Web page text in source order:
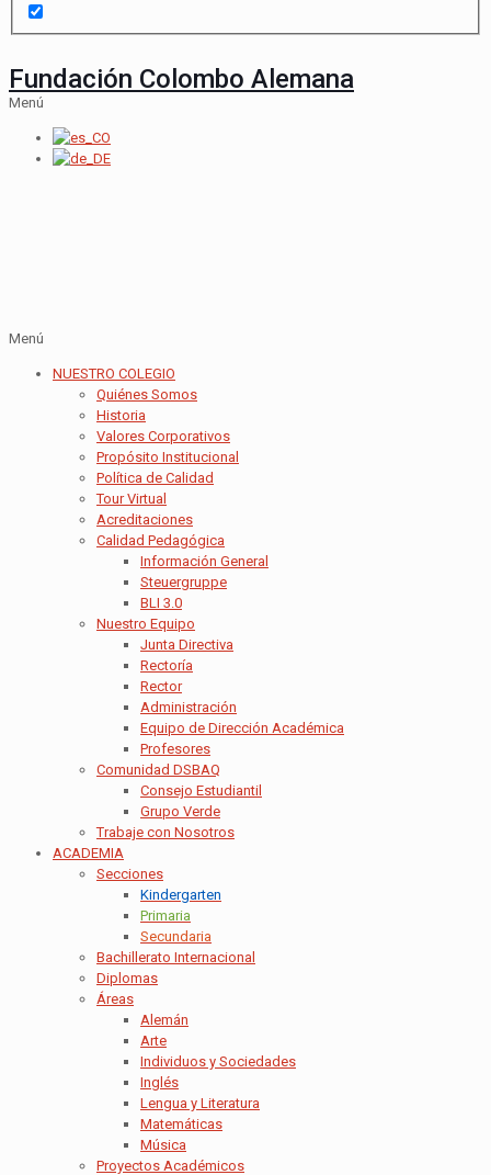
Fundación Colombo Alemana
Menú
Menú
NUESTRO COLEGIO
Quiénes Somos
Historia
Valores Corporativos
Propósito Institucional
Política de Calidad
Tour Virtual
Acreditaciones
Calidad Pedagógica
Información General
Steuergruppe
BLI 3.0
Nuestro Equipo
Junta Directiva
Rectoría
Rector
Administración
Equipo de Dirección Académica
Profesores
Comunidad DSBAQ
Consejo Estudiantil
Grupo Verde
Trabaje con Nosotros
ACADEMIA
Secciones
Kindergarten
Primaria
Secundaria
Bachillerato Internacional
Diplomas
Áreas
Alemán
Arte
Individuos y Sociedades
Inglés
Lengua y Literatura
Matemáticas
Música
Proyectos Académicos